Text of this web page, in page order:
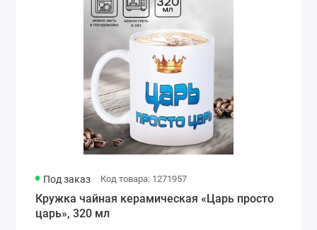
Под заказ Код товара: 1271957
Кружка чайная керамическая «Царь просто
царь», 320 мл